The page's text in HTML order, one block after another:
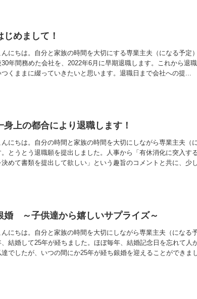
じめまして！
んにちは。自分と家族の時間を大切にする専業主夫（になる予定
30年間務めた会社を、2022年6月に早期退職します。これから退
つくままに綴っていきたいと思います。退職日まで会社への提...
身上の都合により退職します！
んにちは。自分の時間と家族の時間を大切にしながら専業主夫（
。とうとう退職願を提出しました。人事から「有休消化に突入す
決めて書類を提出して欲しい」という趣旨のコメントと共に、少
婚 ～子供達から嬉しいサプライズ～
んにちは。自分と家族の時間を大切にしながら専業主夫（になる
、結婚して25年が経ちました。ほぼ毎年、結婚記念日を忘れて人
達でしたが、いつの間にか25年が経ち銀婚を迎えることができま